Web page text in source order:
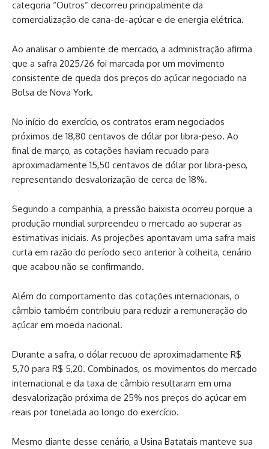
categoria “Outros” decorreu principalmente da
comercialização de cana-de-açúcar e de energia elétrica.
Ao analisar o ambiente de mercado, a administração afirma
que a safra 2025/26 foi marcada por um movimento
consistente de queda dos preços do açúcar negociado na
Bolsa de Nova York.
No início do exercício, os contratos eram negociados
próximos de 18,80 centavos de dólar por libra-peso. Ao
final de março, as cotações haviam recuado para
aproximadamente 15,50 centavos de dólar por libra-peso,
representando desvalorização de cerca de 18%.
Segundo a companhia, a pressão baixista ocorreu porque a
produção mundial surpreendeu o mercado ao superar as
estimativas iniciais. As projeções apontavam uma safra mais
curta em razão do período seco anterior à colheita, cenário
que acabou não se confirmando.
Além do comportamento das cotações internacionais, o
câmbio também contribuiu para reduzir a remuneração do
açúcar em moeda nacional.
Durante a safra, o dólar recuou de aproximadamente R$
5,70 para R$ 5,20. Combinados, os movimentos do mercado
internacional e da taxa de câmbio resultaram em uma
desvalorização próxima de 25% nos preços do açúcar em
reais por tonelada ao longo do exercício.
Mesmo diante desse cenário, a Usina Batatais manteve sua